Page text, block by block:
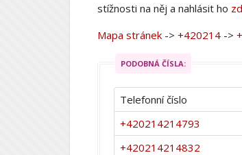
stížnosti na něj a nahlásit ho
Mapa stránek -> +420214 ->
PODOBNÁ ČÍSLA:
Telefonní číslo
+420214214793
+420214214832